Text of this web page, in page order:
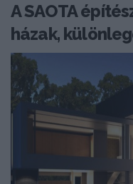
A SAOTA
házak,